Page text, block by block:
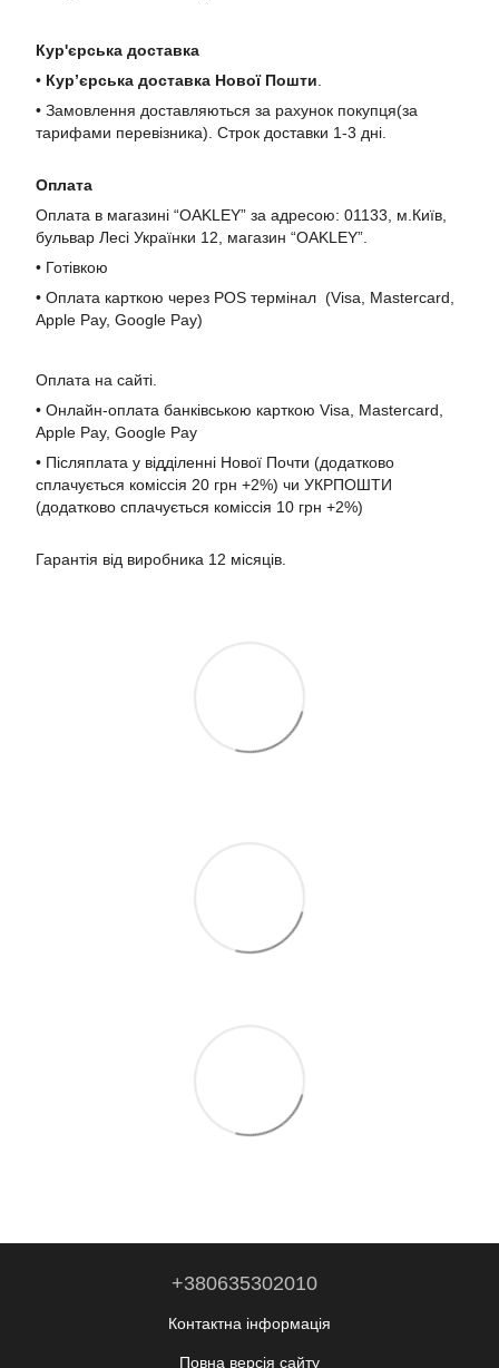
Кур'єрська доставка
• Кур’єрська доставка Нової Пошти
• Замовлення доставляються за рахунок покупця(за
тарифами перевізника). Строк доставки 1-3 дні.
Оплата
Оплата в магазині “OAKLEY” за адресою: 01133, м.Київ,
бульвар Лесі Українки 12, магазин “OAKLEY”.
• Готівкою
• Оплата карткою через POS термінал (Visa, Mastercard,
Apple Pay, Google Pay)
Оплата на сайті.
• Онлайн-оплата банківською карткою Visa, Mastercard,
Apple Pay, Google Pay
• Післяплата у відділенні Нової Почти (додатково
сплачується коміссія 20 грн +2%) чи УКРПОШТИ
(додатково сплачується коміссія 10 грн +2%)
Гарантія від виробника 12 місяців.
+380635302010
Контактна інформація
Повна версія сайту